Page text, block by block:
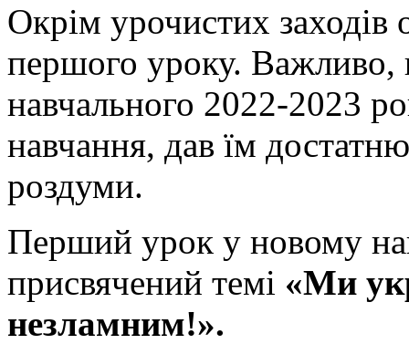
Окрім урочистих заходів
першого уроку. Важливо,
навчального 2022-2023
навчання, дав їм
роздуми.
Перший урок у новому
присвячений темі «Ми
незламним!».